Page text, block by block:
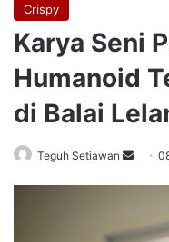
Crispy
Karya Seni
Humanoid
di Balai
Teguh Setiawan
Send